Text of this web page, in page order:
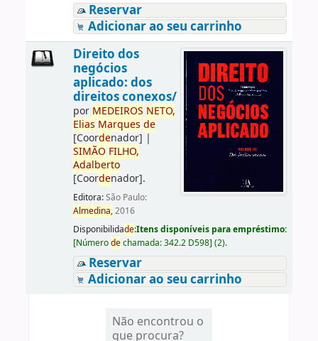
Reservar
Adicionar ao seu carrinho
Direito dos
negócios
aplicado: dos
direitos conexos/
por MEDEIROS NETO,
Elias Marques de
[Coordenador] |
SIMÃO FILHO,
Adalberto
[Coordenador].
Editora:São Paulo:
Almedina,2016
Disponibilidade:Itens disponíveis para empréstimo:
[Númerodechamada:342.2 D598] (2).
Reservar
Adicionar ao seu carrinho
Não encontrou o
que procura?